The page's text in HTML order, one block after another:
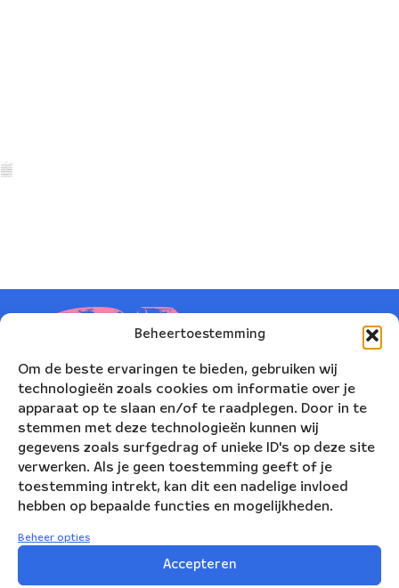
Beheertoestemming
Om de beste ervaringen te bieden, gebruiken wij
technologieën zoals cookies om informatie over je
apparaat op te slaan en/of te raadplegen. Door in te
stemmen met deze technologieën kunnen wij
gegevens zoals surfgedrag of unieke ID's op deze site
verwerken. Als je geen toestemming geeft of je
toestemming intrekt, kan dit een nadelige invloed
hebben op bepaalde functies en mogelijkheden.
Beheer opties
Accepteren
Korte Leidsedwarsstraat 12